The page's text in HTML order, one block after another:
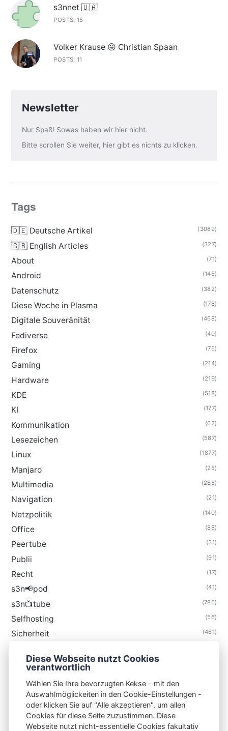
s3nnet 🇺🇦
POSTS: 15
Volker Krause 😛 Christian Spaan
POSTS: 11
Newsletter
Nur Spaß! Sowas haben wir hier nicht.
Bitte scrollen Sie weiter, hier gibt es nichts zu klicken.
Tags
🇩🇪 Deutsche Artikel (3089)
🇬🇧 English Articles (327)
About (71)
Android (145)
Datenschutz (382)
Diese Woche in Plasma (178)
Digitale Souveränität (468)
Fediverse (40)
Firefox (75)
Gaming (214)
Hardware (219)
KDE (518)
KI (177)
Kommunikation (62)
Lesezeichen (587)
Linux (1877)
Manjaro (25)
Multimedia (288)
Navigation (21)
Netzpolitik (140)
Office (88)
Peertube (31)
Publii (91)
Recht (17)
s3n📢pod (41)
s3n📺tube (786)
Selfhosting (56)
Sicherheit (461)
Thunderbird
S3N🧩NET
Diese Webseite nutzt Cookies
verantwortlich
Wählen Sie Ihre bevorzugten Kekse - mit den
Auswahlmöglickeiten in den Cookie-Einstellungen -
oder klicken Sie auf "Alle akzeptieren", um allen
Cookies für diese Seite zuzustimmen. Diese
Webseite nutzt nicht-essentielle Cookies fakultativ